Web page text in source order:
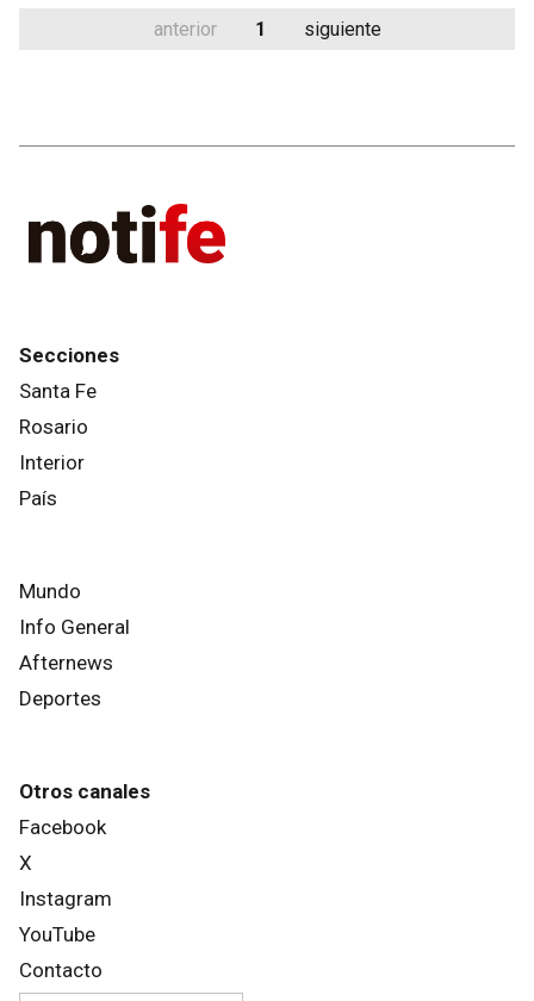
anterior 1 siguiente
Secciones
Santa Fe
Rosario
Interior
País
Mundo
Info General
Afternews
Deportes
Otros canales
Facebook
X
Instagram
YouTube
Contacto